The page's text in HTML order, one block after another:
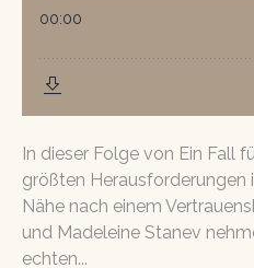
In dieser Folge von Ein Fall
größten Herausforderungen
Nähe nach einem
und Madeleine Stanev
echten...